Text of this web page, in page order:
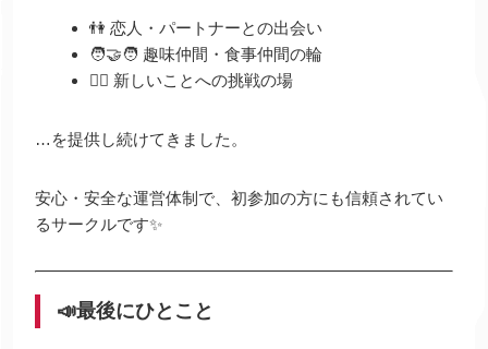
👫 恋人・パートナーとの出会い
🧑‍🤝‍🧑 趣味仲間・食事仲間の輪
🧘‍♀️ 新しいことへの挑戦の場
…を提供し続けてきました。
安心・安全な運営体制で、初参加の方にも信頼されてい
るサークルです✨
📣最後にひとこと